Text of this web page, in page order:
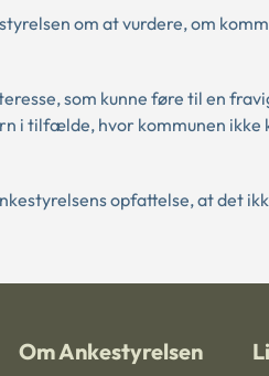
om at vurdere, om
som kunne føre til en
i tilfælde, hvor kommunen
opfattelse, at det
Om Ankestyrelsen